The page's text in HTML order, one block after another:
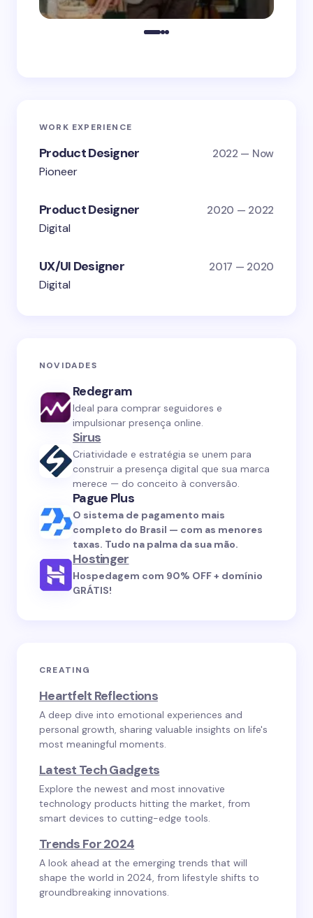
WORK EXPERIENCE
Product Designer 2022 — Now
Pioneer
Product Designer 2020 — 2022
Digital
UX/UI Designer 2017 — 2020
Digital
NOVIDADES
Redegram
Ideal para comprar seguidores e
impulsionar presença online.
Sirus
Criatividade e estratégia se unem para
construir a presença digital que sua marca
merece — do conceito à conversão.
Pague Plus
O sistema de pagamento mais
completo do Brasil — com as menores
taxas. Tudo na palma da sua mão.
Hostinger
Hospedagem com 90% OFF + domínio
GRÁTIS!
CREATING
Heartfelt Reflections
A deep dive into emotional experiences and
personal growth, sharing valuable insights on life's
most meaningful moments.
Latest Tech Gadgets
Explore the newest and most innovative
technology products hitting the market, from
smart devices to cutting-edge tools.
Trends For 2024
A look ahead at the emerging trends that will
shape the world in 2024, from lifestyle shifts to
groundbreaking innovations.